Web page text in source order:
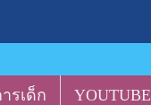
รเด็ก YOUTUBE